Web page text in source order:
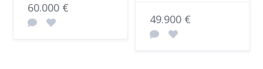
60.000 €
49.900 €